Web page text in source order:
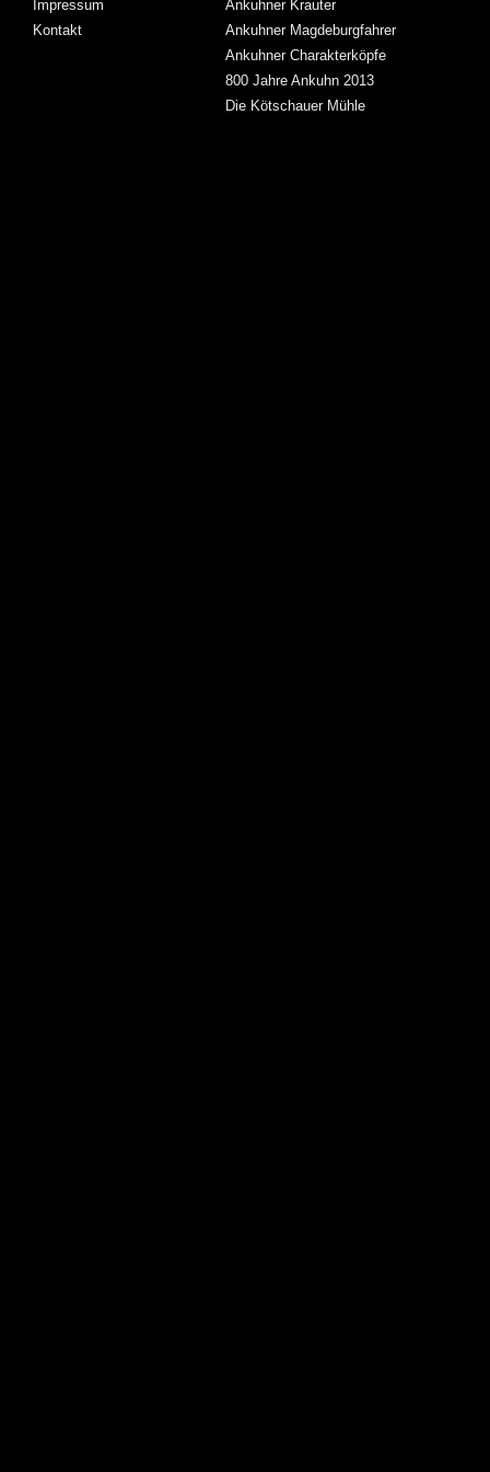
Impressum
Kontakt
Ankuhner Krauter
Ankuhner Magdeburgfahrer
Ankuhner Charakterköpfe
800 Jahre Ankuhn 2013
Die Kötschauer Mühle